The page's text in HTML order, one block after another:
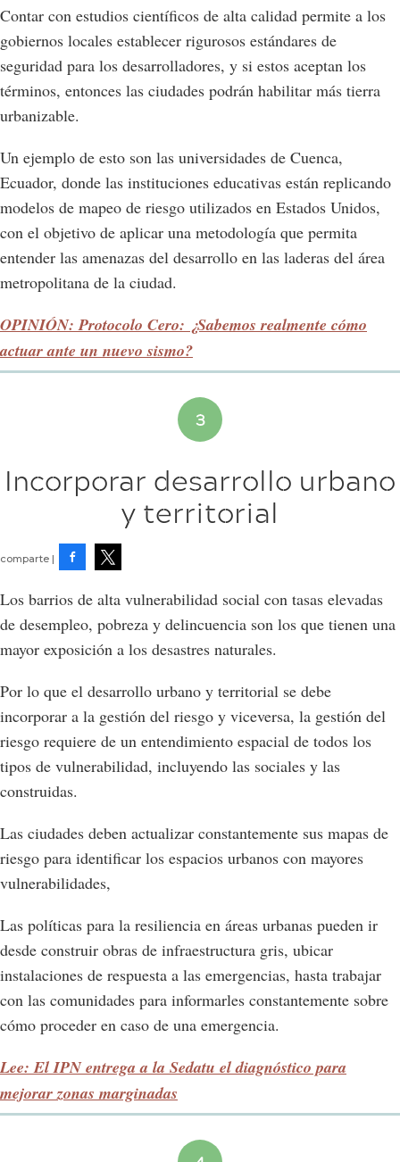
Contar con estudios científicos de alta calidad permite a los
gobiernos locales establecer rigurosos estándares de
seguridad para los desarrolladores, y si estos aceptan los
términos, entonces las ciudades podrán habilitar más tierra
urbanizable.
Un ejemplo de esto son las universidades de Cuenca,
Ecuador, donde las instituciones educativas están replicando
modelos de mapeo de riesgo utilizados en Estados Unidos,
con el objetivo de aplicar una metodología que permita
entender las amenazas del desarrollo en las laderas del área
metropolitana de la ciudad.
OPINIÓN: Protocolo Cero: ¿Sabemos realmente cómo
actuar ante un nuevo sismo?
Incorporar desarrollo urbano
y territorial
Los barrios de alta vulnerabilidad social con tasas elevadas
de desempleo, pobreza y delincuencia son los que tienen una
mayor exposición a los desastres naturales.
Por lo que el desarrollo urbano y territorial se debe
incorporar a la gestión del riesgo y viceversa, la gestión del
riesgo requiere de un entendimiento espacial de todos los
tipos de vulnerabilidad, incluyendo las sociales y las
construidas.
Las ciudades deben actualizar constantemente sus mapas de
riesgo para identificar los espacios urbanos con mayores
vulnerabilidades,
Las políticas para la resiliencia en áreas urbanas pueden ir
desde construir obras de infraestructura gris, ubicar
instalaciones de respuesta a las emergencias, hasta trabajar
con las comunidades para informarles constantemente sobre
cómo proceder en caso de una emergencia.
Lee: El IPN entrega a la Sedatu el diagnóstico para
mejorar zonas marginadas